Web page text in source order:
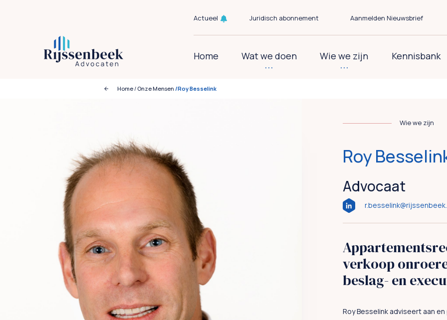
Actueel Juridisch abonnement Aanmelden Nieuwsbrief
Home Wat we doen Wie we zijn Kennisbank
Home/ Onze Mensen /Roy Besselink
Wie we zijn
Roy
Advocaat
verkoop
beslag- en
Roy Besselink adviseert aan